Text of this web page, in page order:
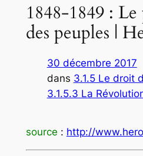
1848-1849 :
des peuples |
30 décembre 2017
dans 3.1.5 Le droit
3.1.5.3 La
source : http://